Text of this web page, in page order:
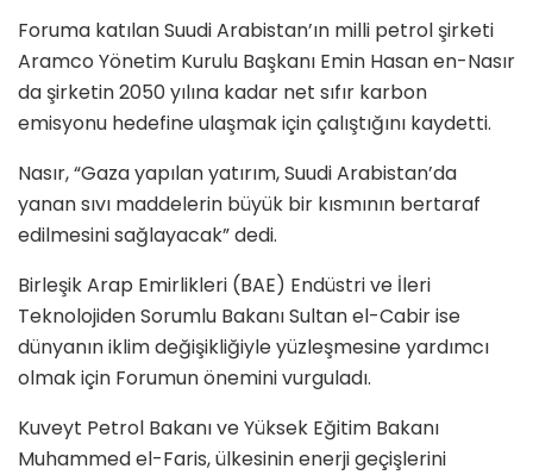
Foruma katılan Suudi Arabistan’ın milli petrol şirketi
Aramco Yönetim Kurulu Başkanı Emin Hasan en-Nasır
da şirketin 2050 yılına kadar net sıfır karbon
emisyonu hedefine ulaşmak için çalıştığını kaydetti.
Nasır, “Gaza yapılan yatırım, Suudi Arabistan’da
yanan sıvı maddelerin büyük bir kısmının bertaraf
edilmesini sağlayacak” dedi.
Birleşik Arap Emirlikleri (BAE) Endüstri ve İleri
Teknolojiden Sorumlu Bakanı Sultan el-Cabir ise
dünyanın iklim değişikliğiyle yüzleşmesine yardımcı
olmak için Forumun önemini vurguladı.
Kuveyt Petrol Bakanı ve Yüksek Eğitim Bakanı
Muhammed el-Faris, ülkesinin enerji geçişlerini